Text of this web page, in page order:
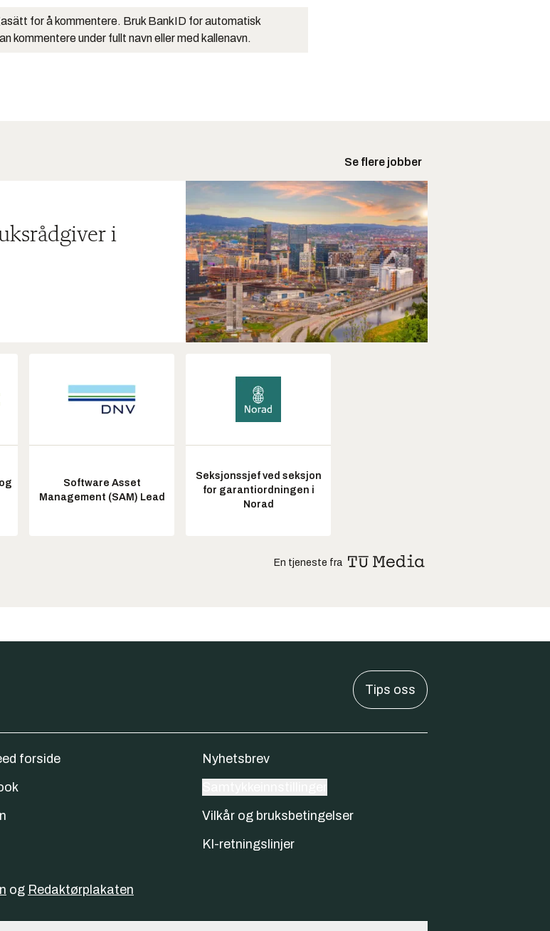
for å kommentere. Bruk BankID for automatisk
kommentere under fullt navn eller med kallenavn.
Se flere jobber
i
Software Asset
Management (SAM) Lead
Seksjonssjef ved seksjon
for garantiordningen i
Norad
En tjeneste fra
Tips oss
forside
Nyhetsbrev
Vilkår og bruksbetingelser
KI-retningslinjer
og Redaktørplakaten